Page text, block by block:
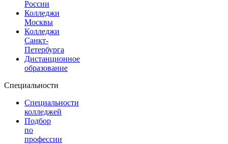
России
Колледжи
Москвы
Колледжи
Санкт-
Петербурга
Дистанционное
образование
Специальности
Специальности
колледжей
Подбор
по
профессии